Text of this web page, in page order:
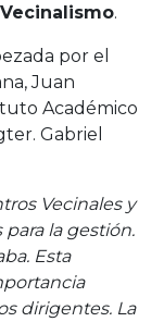
.
por el
Juan
Académico
Gabriel
Vecinales y
la gestión.
Esta
dirigentes. La